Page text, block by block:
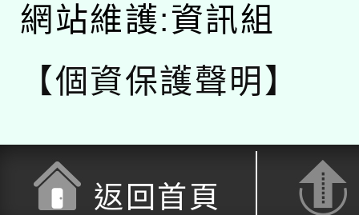
網站維護:資訊組
【個資保護聲明】
返回首頁